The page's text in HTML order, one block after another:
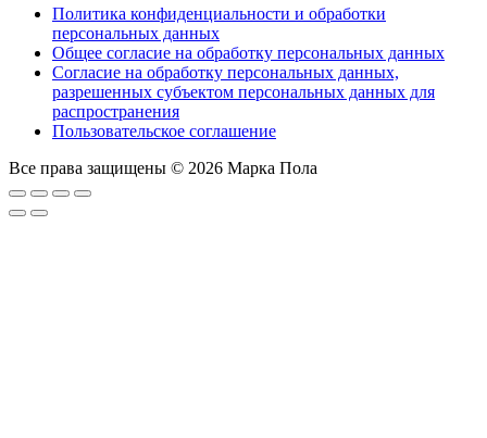
Политика конфиденциальности и обработки
персональных данных
Общее согласие на обработку персональных данных
Согласие на обработку персональных данных,
разрешенных субъектом персональных данных для
распространения
Пользовательское соглашение
Все права защищены © 2026 Марка Пола